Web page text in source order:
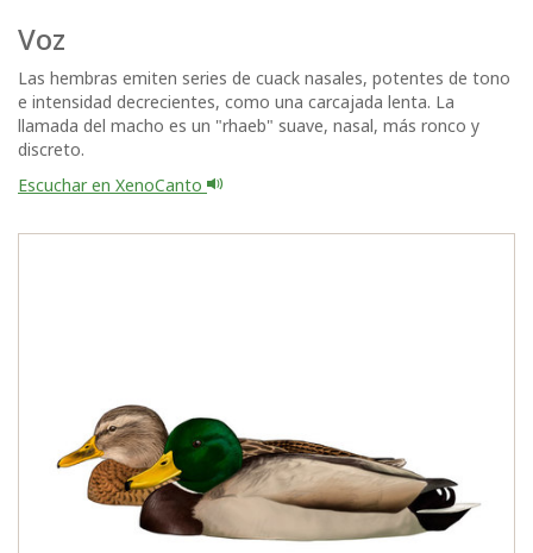
Voz
Las hembras emiten series de cuack nasales, potentes de tono
e intensidad decrecientes, como una carcajada lenta. La
llamada del macho es un "rhaeb" suave, nasal, más ronco y
discreto.
Escuchar en XenoCanto